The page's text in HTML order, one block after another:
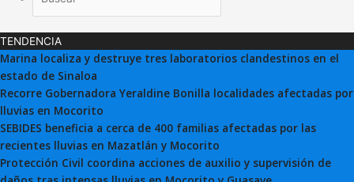
TENDENCIA
Marina localiza y destruye tres laboratorios clandestinos en el
estado de Sinaloa
Recorre Gobernadora Yeraldine Bonilla localidades afectadas por
lluvias en Mocorito
SEBIDES beneficia a cerca de 400 familias afectadas por las
recientes lluvias en Mazatlán y Mocorito
Protección Civil coordina acciones de auxilio y supervisión de